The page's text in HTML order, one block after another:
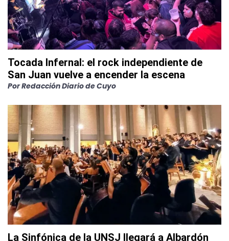
Tocada Infernal: el rock independiente de
San Juan vuelve a encender la escena
PorRedacción Diario de Cuyo
La Sinfónica de la UNSJ llegará a Albardón